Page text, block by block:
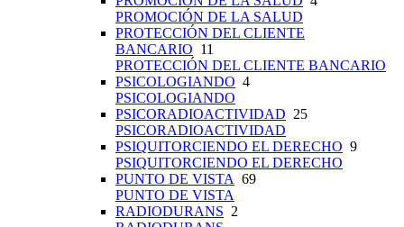
PROMOCIÓN DE LA SALUD
PROTECCIÓN DEL CLIENTE
BANCARIO 11
PROTECCIÓN DEL CLIENTE BANCARIO
PSICOLOGIANDO 4
PSICOLOGIANDO
PSICORADIOACTIVIDAD 25
PSICORADIOACTIVIDAD
PSIQUITORCIENDO EL DERECHO 9
PSIQUITORCIENDO EL DERECHO
PUNTO DE VISTA 69
PUNTO DE VISTA
RADIODURANS 2